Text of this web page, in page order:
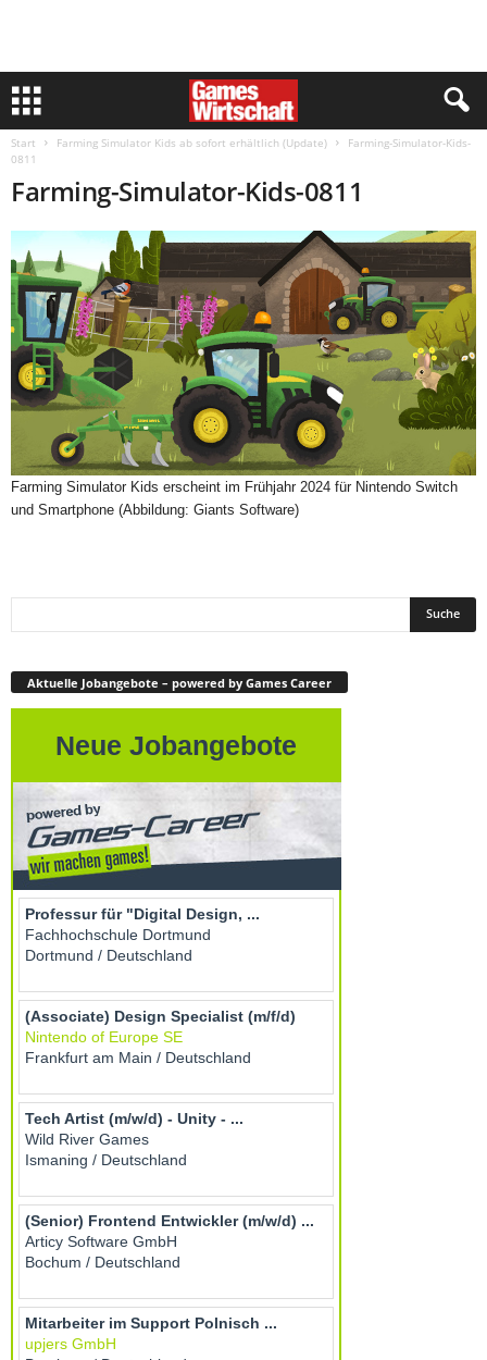
Start Farming Simulator Kids ab sofort erhältlich (Update)
Farming-Simulator-Kids-
0811
Farming-Simulator-Kids-0811
Farming Simulator Kids erscheint im Frühjahr 2024 für Nintendo Switch
und Smartphone (Abbildung: Giants Software)
Aktuelle Jobangebote – powered by Games Career